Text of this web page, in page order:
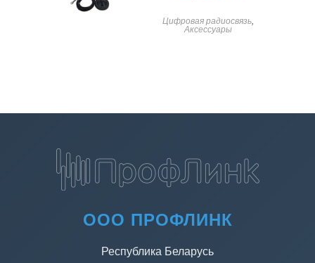
Цифровая радиосвязь,
Аксессуары
ООО ПРОФЛИНК
Республика Беларусь